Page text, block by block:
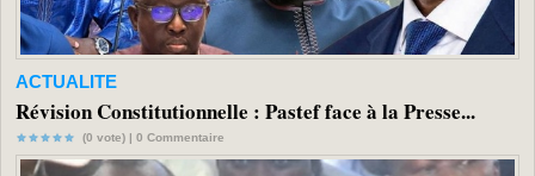
ACTUALITE
Révision Constitutionnelle : Pastef face à la Presse...
(0 vote) | 0 Commentaire